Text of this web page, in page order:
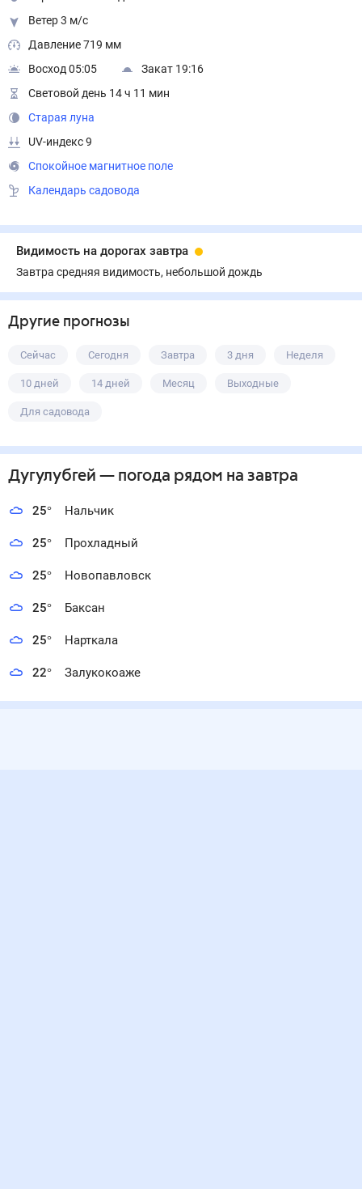
Ветер 3 м/с
Давление 719 мм
Восход 05:05
Закат 19:16
Световой день 14 ч 11 мин
Старая луна
UV-индекс 9
Спокойное магнитное поле
Календарь садовода
Видимость на дорогах завтра
Завтра средняя видимость, небольшой дождь
Другие прогнозы
Сейчас Сегодня Завтра 3 дня Неделя
10 дней 14 дней Месяц Выходные
Для садовода
Дугулубгей — погода рядом на завтра
25° Нальчик
25° Прохладный
25° Новопавловск
25° Баксан
25° Нарткала
22° Залукокоаже